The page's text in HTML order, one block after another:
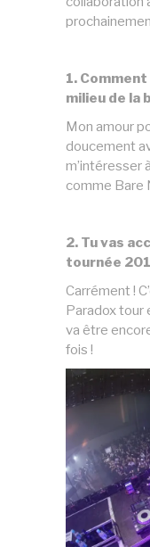
1.
milieu de la
Mon amour
doucement
m’intéresser
comme Bare
2. Tu vas
tournée
Carrément !
Paradox tour
va être
fois !